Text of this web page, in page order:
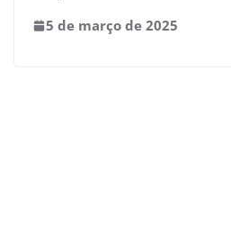
5 de março de 2025